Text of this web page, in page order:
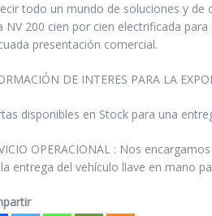
todo un mundo de soluciones y
NV 200 cien por cien electrificada
presentación comercial.
DE INTERES PARA LA
disponibles en Stock para una
OPERACIONAL : Nos
entrega del vehículo llave en mano